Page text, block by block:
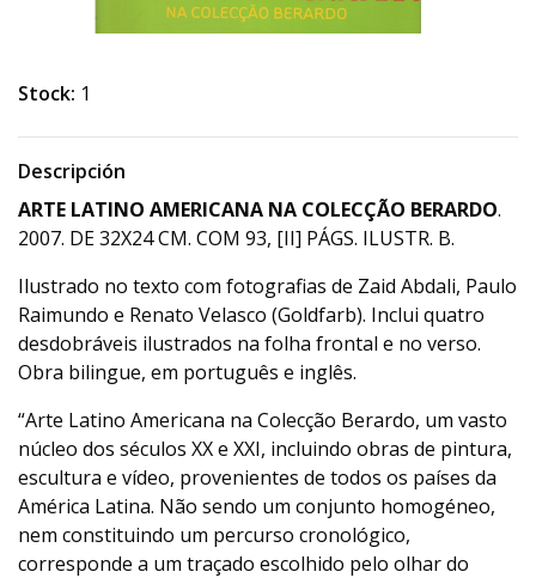
Stock: 1
Descripción
ARTE LATINO AMERICANA NA COLECÇÃO BERARDO.
2007. DE 32X24 CM. COM 93, [II] PÁGS. ILUSTR. B.
Ilustrado no texto com fotografias de Zaid Abdali, Paulo
Raimundo e Renato Velasco (Goldfarb). Inclui quatro
desdobráveis ilustrados na folha frontal e no verso.
Obra bilingue, em português e inglês.
“Arte Latino Americana na Colecção Berardo, um vasto
núcleo dos séculos XX e XXI, incluindo obras de pintura,
escultura e vídeo, provenientes de todos os países da
América Latina. Não sendo um conjunto homogéneo,
nem constituindo um percurso cronológico,
corresponde a um traçado escolhido pelo olhar do